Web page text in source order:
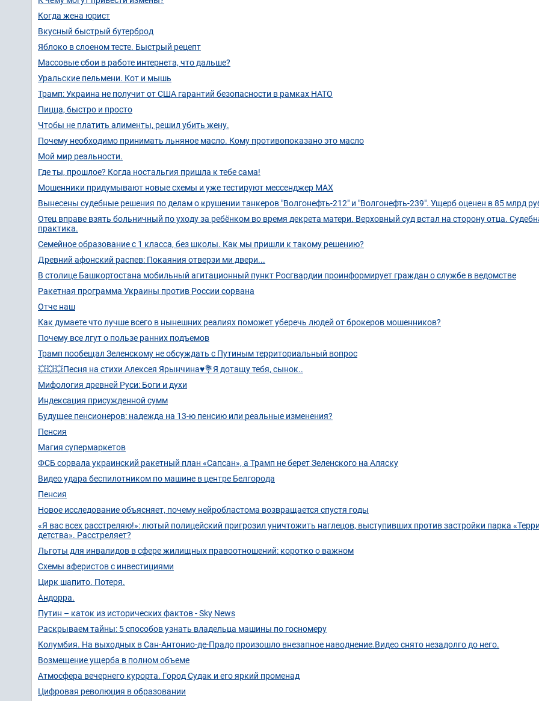
Когда жена юрист
Вкусный быстрый бутерброд
Яблоко в слоеном тесте. Быстрый рецепт
Массовые сбои в работе интернета, что дальше?
Уральские пельмени. Кот и мышь
Трамп: Украина не получит от США гарантий безопасности в рамках НАТО
Пицца, быстро и просто
Чтобы не платить алименты, решил убить жену.
Почему необходимо принимать льняное масло. Кому противопоказано это масло
Мой мир реальности.
Где ты, прошлое? Когда ностальгия пришла к тебе сама!
Мошенники придумывают новые схемы и уже тестируют мессенджер МАХ
Вынесены судебные решения по делам о крушении танкеров "Волгонефть-212" и "Волгонефть-239". Ущерб оценен в 85 млрд
Отец вправе взять больничный по уходу за ребёнком во время декрета матери. Верховный суд встал на сторону отца.
практика.
Семейное образование с 1 класса, без школы. Как мы пришли к такому решению?
Древний афонский распев: Покаяния отверзи ми двери...
В столице Башкортостана мобильный агитационный пункт Росгвардии проинформирует граждан о службе в ведомстве
Ракетная программа Украины против России сорвана
Отче наш
Как думаете что лучше всего в нынешних реалиях поможет уберечь людей от брокеров мошенников?
Почему все лгут о пользе ранних подъемов
Трамп пообещал Зеленскому не обсуждать с Путиным территориальный вопрос
💥💥💥Песня на стихи Алексея Ярынчина♥️💐Я дотащу тебя, сынок..
Мифология древней Руси: Боги и духи
Индексация присужденной сумм
Будущее пенсионеров: надежда на 13-ю пенсию или реальные изменения?
Пенсия
Магия супермаркетов
ФСБ сорвала украинский ракетный план «Сапсан», а Трамп не берет Зеленского на Аляску
Видео удара беспилотником по машине в центре Белгорода
Пенсия
Новое исследование объясняет, почему нейробластома возвращается спустя годы
«Я вас всех расстреляю!»: лютый полицейский пригрозил уничтожить наглецов, выступивших против застройки парка
детства». Расстреляет?
Льготы для инвалидов в сфере жилищных правоотношений: коротко о важном
Схемы аферистов с инвестициями
Цирк шапито. Потеря.
Андорра.
Путин – каток из исторических фактов - Sky News
Раскрываем тайны: 5 способов узнать владельца машины по госномеру
Колумбия. На выходных в Сан-Антонио-де-Прадо произошло внезапное наводнение.Видео снято незадолго до него.
Возмещение ущерба в полном объеме
Атмосфера вечернего курорта. Город Судак и его яркий променад
Цифровая революция в образовании